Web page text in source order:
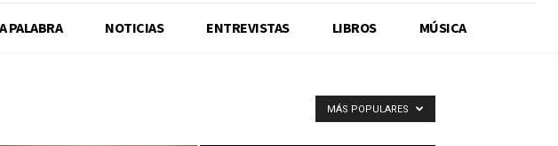
PALABRA NOTICIAS ENTREVISTAS LIBROS MÚSICA
MÁS POPULARES